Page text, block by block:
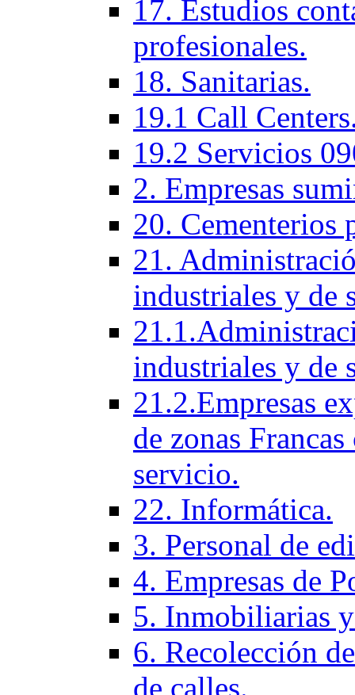
17. Estudios
profesionales.
18. Sanitarias.
19.1 Call
19.2 Servicios
2. Empresas
20. Cementerios
21.
industriales y de
industriales y de
21.2.Empresas
de zonas
servicio.
22. Informática.
3. Personal de
4. Empresas de
5. Inmobiliarias
6. Recolección
de calles.